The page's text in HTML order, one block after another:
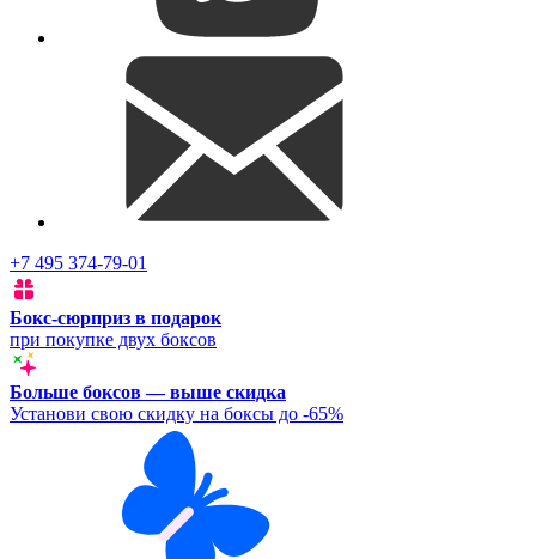
+7 495 374-79-01
Бокс-сюрприз в подарок
при покупке двух боксов
Больше боксов — выше скидка
Установи свою скидку на боксы до -65%